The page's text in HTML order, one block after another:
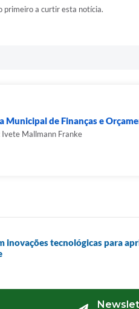
primeiro a curtir esta notícia.
Municipal de Finanças e
Ivete Mallmann Franke
inovações tecnológicas para